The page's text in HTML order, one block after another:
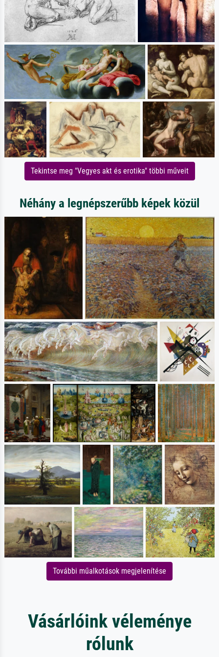
Tekintse meg "Vegyes akt és erotika" többi műveit
Néhány a legnépszerűbb képek közül
További műalkotások megjelenítése
Vásárlóink véleménye
rólunk